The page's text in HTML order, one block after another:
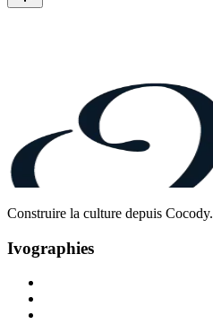
Construire la culture depuis Cocody.
Ivographies